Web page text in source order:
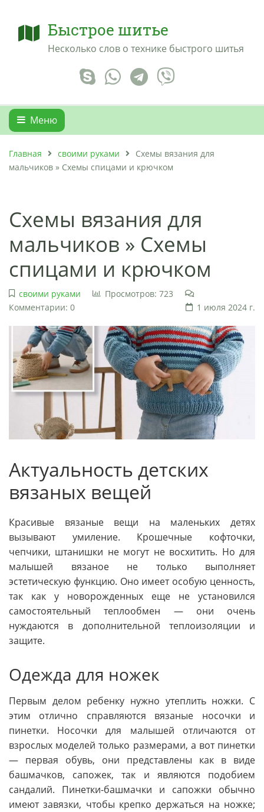
Быстрое шитье
Несколько слов о технике быстрого шитья
Меню
Главная своими руками
Схемы вязания для
мальчиков » Схемы спицами и крючком
Схемы вязания для
мальчиков » Схемы
спицами и крючком
своими руками
Просмотров: 723
Комментарии: 0
1 июля 2024 г.
Актуальность детских
вязаных вещей
Красивые вязаные вещи на маленьких детях
вызывают умиление. Крошечные кофточки,
чепчики, штанишки не могут не восхитить. Но для
малышей вязаное не только выполняет
эстетическую функцию. Оно имеет особую ценность,
так как у новорожденных еще не установился
самостоятельный теплообмен — они очень
нуждаются в дополнительной теплоизоляции и
защите.
Одежда для ножек
Первым делом ребенку нужно утеплить ножки. С
этим отлично справляются вязаные носочки и
пинетки. Носочки для малышей отличаются от
взрослых моделей только размерами, а вот пинетки
— первая обувь, они представлены как в виде
башмачков, сапожек, так и являются подобием
сандалий. Пинетки-башмачки и сапожки обычно
имеют завязки, чтобы крепко держаться на ножке;